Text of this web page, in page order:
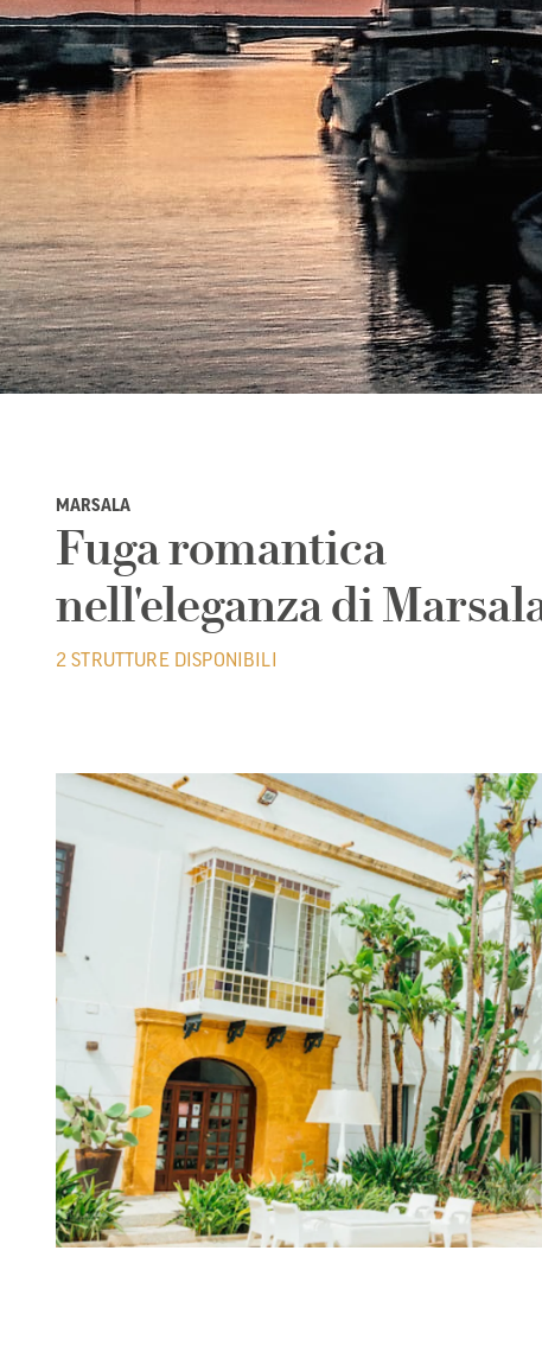
MARSALA
Fuga romantica
nell'eleganza di
2 STRUTTURE DISPONIBILI